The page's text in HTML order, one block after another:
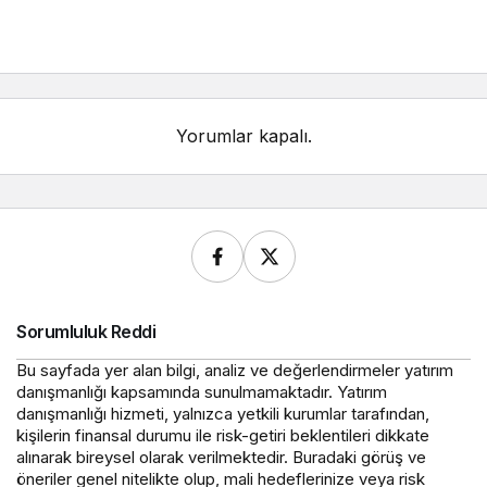
Yorumlar kapalı.
Sorumluluk Reddi
Bu sayfada yer alan bilgi, analiz ve değerlendirmeler yatırım
danışmanlığı kapsamında sunulmamaktadır. Yatırım
danışmanlığı hizmeti, yalnızca yetkili kurumlar tarafından,
kişilerin finansal durumu ile risk-getiri beklentileri dikkate
alınarak bireysel olarak verilmektedir. Buradaki görüş ve
öneriler genel nitelikte olup, mali hedeflerinize veya risk